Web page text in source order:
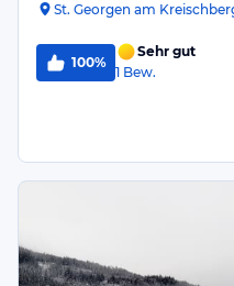
St. Georgen am
100%
Sehr gut
1 Bew.